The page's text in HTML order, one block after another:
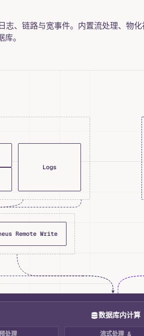
志、链路与宽事件。内置流处理、物
。
Logs
Remote Write
数据库内计算
处理 流式处理 &